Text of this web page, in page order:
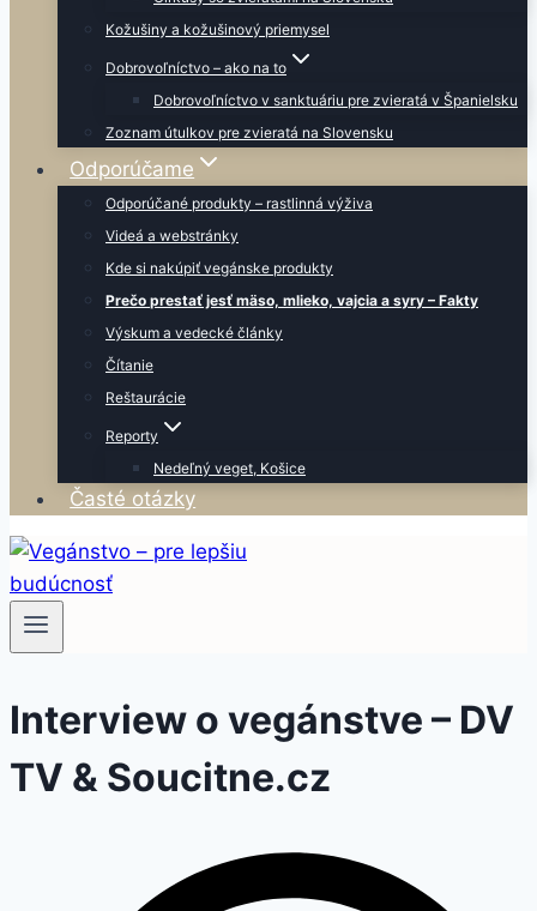
Kožušiny a kožušinový priemysel
Dobrovoľníctvo – ako na to
Dobrovoľníctvo v sanktuáriu pre zvieratá v Španielsku
Zoznam útulkov pre zvieratá na Slovensku
Odporúčame
Odporúčané produkty – rastlinná výživa
Videá a webstránky
Kde si nakúpiť vegánske produkty
Prečo prestať jesť mäso, mlieko, vajcia a syry – Fakty
Výskum a vedecké články
Čítanie
Reštaurácie
Reporty
Nedeľný veget, Košice
Časté otázky
Interview o vegánstve – DV
TV & Soucitne.cz